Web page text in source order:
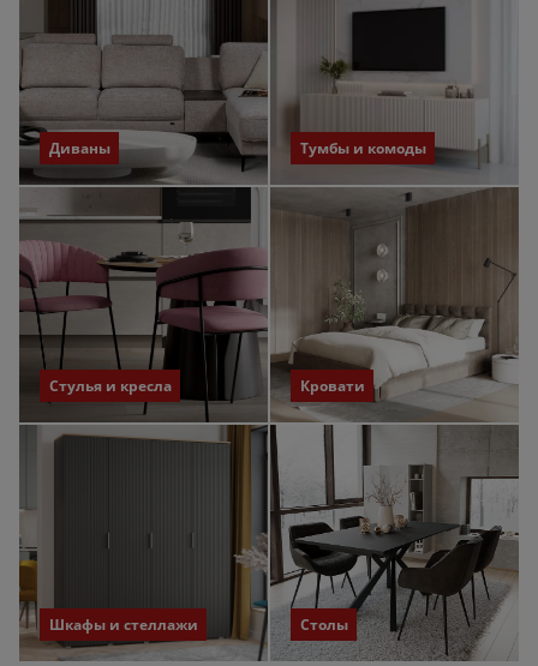
Диваны Тумбы и комоды
Стулья и кресла Кровати
Шкафы и стеллажи Столы